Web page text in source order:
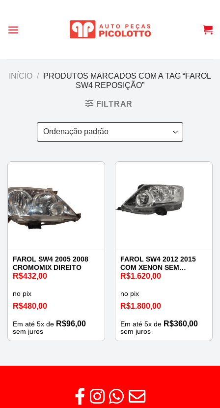
content
INÍCIO /
PRODUTOS MARCADOS COM A TAG “FAROL
SW4 REPOSIÇÃO”
FILTRAR
FAROL SW4 2005 2008
CROMOMIX DIREITO
R$432,00
no pix
R$480,00
Em até 5x de R$96,00
sem juros
FAROL SW4 2012 2015
COM XENON SEM
REATOR ESQUERDO
R$1.620,00
no pix
R$1.800,00
Em até 5x de R$360,00
sem juros